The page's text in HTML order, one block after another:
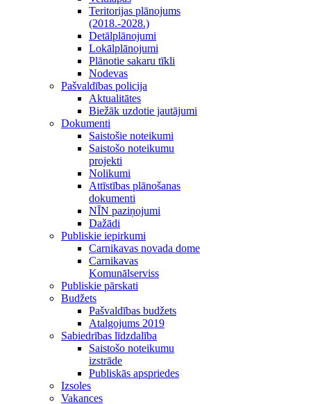
Teritorijas plānojums
(2018.-2028.)
Detālplānojumi
Lokālplānojumi
Plānotie sakaru tīkli
Nodevas
Pašvaldības policija
Aktualitātes
Biežāk uzdotie jautājumi
Dokumenti
Saistošie noteikumi
Saistošo noteikumu
projekti
Nolikumi
Attīstības plānošanas
dokumenti
NĪN paziņojumi
Dažādi
Publiskie iepirkumi
Carnikavas novada dome
Carnikavas
Komunālserviss
Publiskie pārskati
Budžets
Pašvaldības budžets
Atalgojums 2019
Sabiedrības līdzdalība
Saistošo noteikumu
izstrāde
Publiskās apspriedes
Izsoles
Vakances